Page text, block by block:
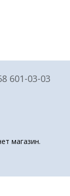
601-03-03
магазин.